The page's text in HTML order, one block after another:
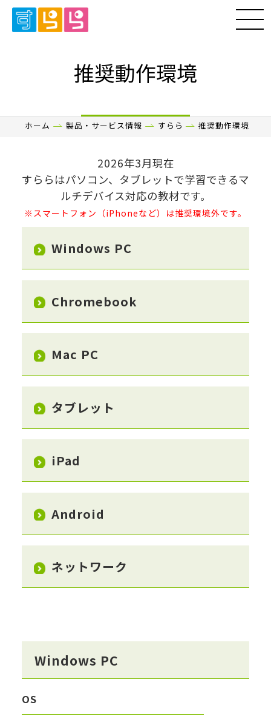
推奨動作環境
ホーム 製品・サービス情報 すらら 推奨動作環境
2026年3月現在
すららはパソコン、タブレットで学習できるマ
ルチデバイス対応の教材です。
※スマートフォン（iPhoneなど）は推奨環境外です。
Windows PC
Chromebook
Mac PC
タブレット
iPad
Android
ネットワーク
Windows PC
OS